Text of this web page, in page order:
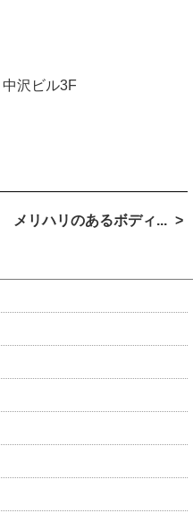
中沢ビル3F
メリハリのあるボディ...